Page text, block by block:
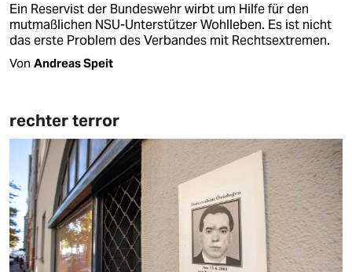
Ein Reservist der Bundeswehr wirbt um Hilfe für den
mutmaßlichen NSU-Unterstützer Wohlleben. Es ist nicht
das erste Problem des Verbandes mit Rechtsextremen.
Von Andreas Speit
rechter terror